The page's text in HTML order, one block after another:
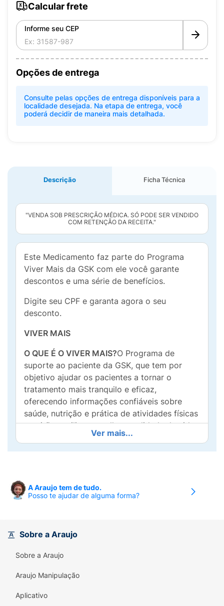
Calcular frete
Informe seu CEP
Opções de entrega
Consulte pelas opções de entrega disponíveis para a
localidade desejada. Na etapa de entrega, você
poderá decidir de maneira mais detalhada.
Descrição Ficha Técnica
"VENDA SOB PRESCRIÇÃO MÉDICA. SÓ PODE SER VENDIDO
COM RETENÇÃO DA RECEITA."
Este Medicamento faz parte do Programa
Viver Mais da GSK com ele você garante
descontos e uma série de benefícios.
Digite seu CPF e garanta agora o seu
desconto.
VIVER MAIS
O QUE É O VIVER MAIS?O Programa de
suporte ao paciente da GSK, que tem por
objetivo ajudar os pacientes a tornar o
tratamento mais tranquilo e eficaz,
oferecendo informações confiáveis sobre
saúde, nutrição e prática de atividades físicas
que irão auxiliar na melhor qualidade de vida
do paciente e cuidador, além de facilitar a
adesão ao tratamento indicado.
Mais é válido em todo território brasileiro e é
aberto a todas as pessoas físicas que
programa.
LAMICTAL
GlaxoSmithKline Brasil Ltda.
Comprimido Dispersível 5mg, 25mg, 50mg,
Ver mais...
A Araujo tem de tudo.
Posso te ajudar de alguma forma?
Sobre a Araujo
Sobre a Araujo
Araujo Manipulação
Aplicativo